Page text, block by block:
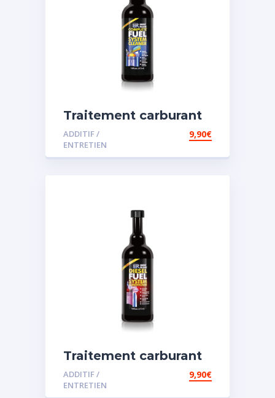
Traitement carburant
diesel et essence
ADDITIF /
ENTRETIEN
9,90€
Traitement carburant
spécial diesel
ADDITIF /
ENTRETIEN
9,90€